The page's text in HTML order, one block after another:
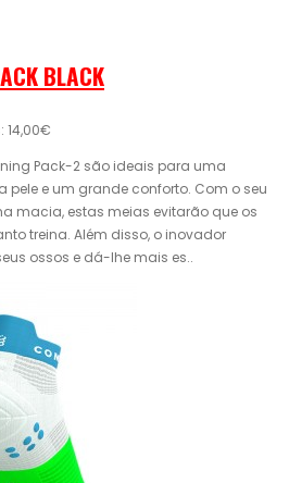
BLACK
14,00€
Pack-2 são ideais para uma
e um grande conforto. Com o seu
macia, estas meias evitarão que os
treina. Além disso, o inovador
ossos e dá-lhe mais es..